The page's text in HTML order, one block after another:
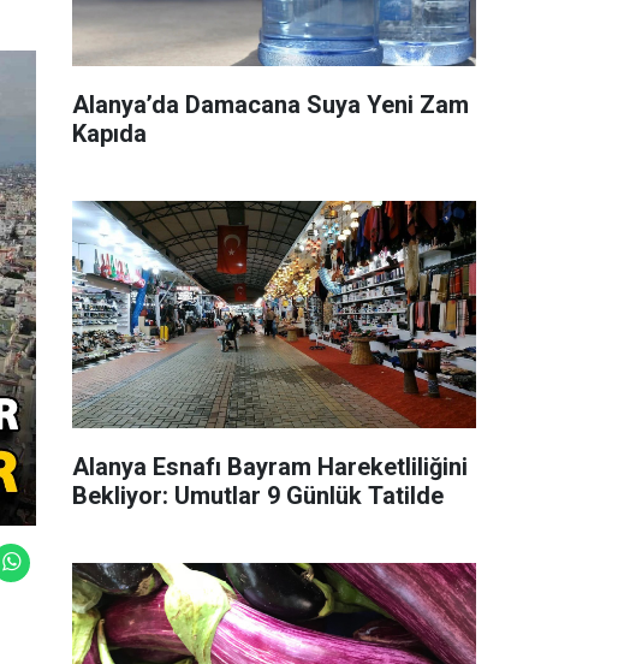
Alanya’da Damacana Suya Yeni Zam
Kapıda
Alanya Esnafı Bayram Hareketliliğini
Bekliyor: Umutlar 9 Günlük Tatilde